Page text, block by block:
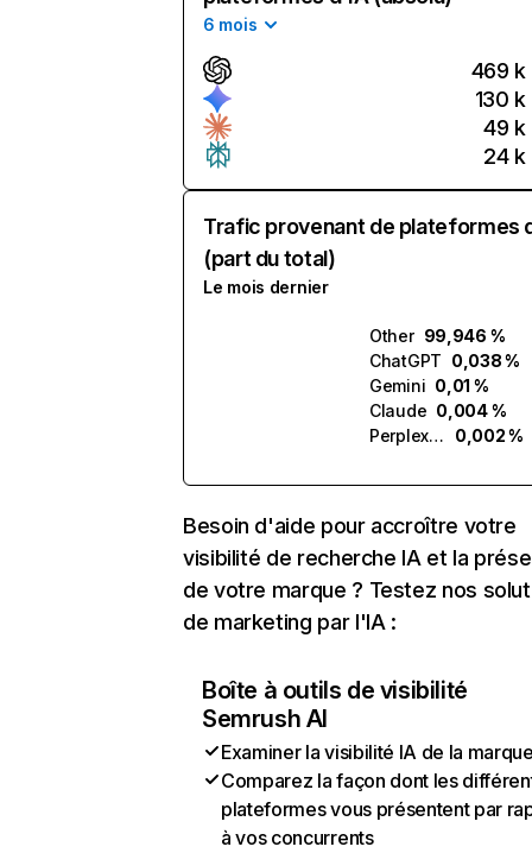
6 mois
469 k
130 k
49 k
24 k
Trafic provenant de plateformes
(part du total)
Le mois dernier
Other 99,946 %
ChatGPT 0,038 %
Gemini 0,01 %
Claude 0,004 %
Perplexity
0,002 %
Besoin d'aide pour accroître votre
visibilité de recherche IA et la
de votre marque ? Testez nos
de marketing par l'IA :
Boîte à outils de visibilité
Semrush AI
Examiner la visibilité IA de la
Comparez la façon dont les
plateformes vous présentent par
à vos concurrents